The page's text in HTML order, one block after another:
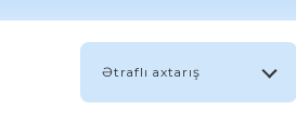
Ətraflı axtarış